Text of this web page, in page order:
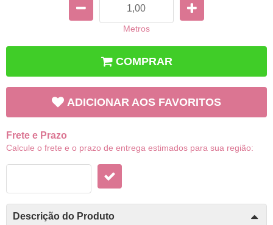
Metros
COMPRAR
ADICIONAR AOS FAVORITOS
Frete e Prazo
Calcule o frete e o prazo de entrega estimados para sua região:
Descrição do Produto